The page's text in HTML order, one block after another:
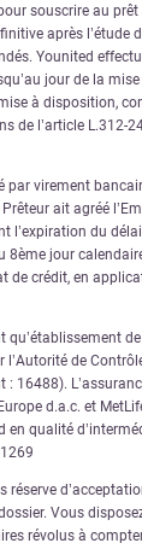
souscrire au
après l’étude
Younited
jour de la
à disposition,
de l’article L.312-
par virement
ait agréé
l’expiration du
8ème jour
de crédit, en
qu’établissement
l’Autorité de
: 16488).
d.a.c. et
en qualité
réserve
Vous
révolus à